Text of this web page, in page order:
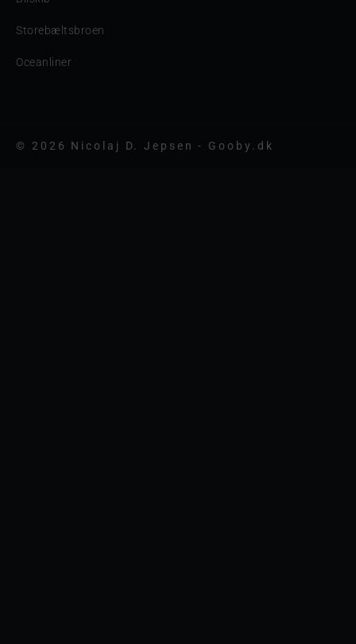
Storebæltsbroen
Oceanliner
© 2026 Nicolaj D. Jepsen - Gooby.dk